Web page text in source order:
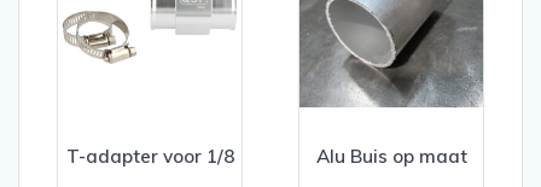
T-adapter voor 1/8
Alu Buis op maat